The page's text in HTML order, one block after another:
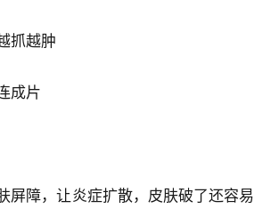
抓越肿
成片
屏障，让炎症扩散，皮肤破了还容易